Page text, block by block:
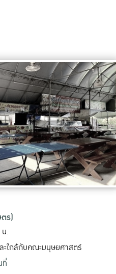
ร)
.
ะใกล้กับคณะมนุษยศาสตร์
ที่